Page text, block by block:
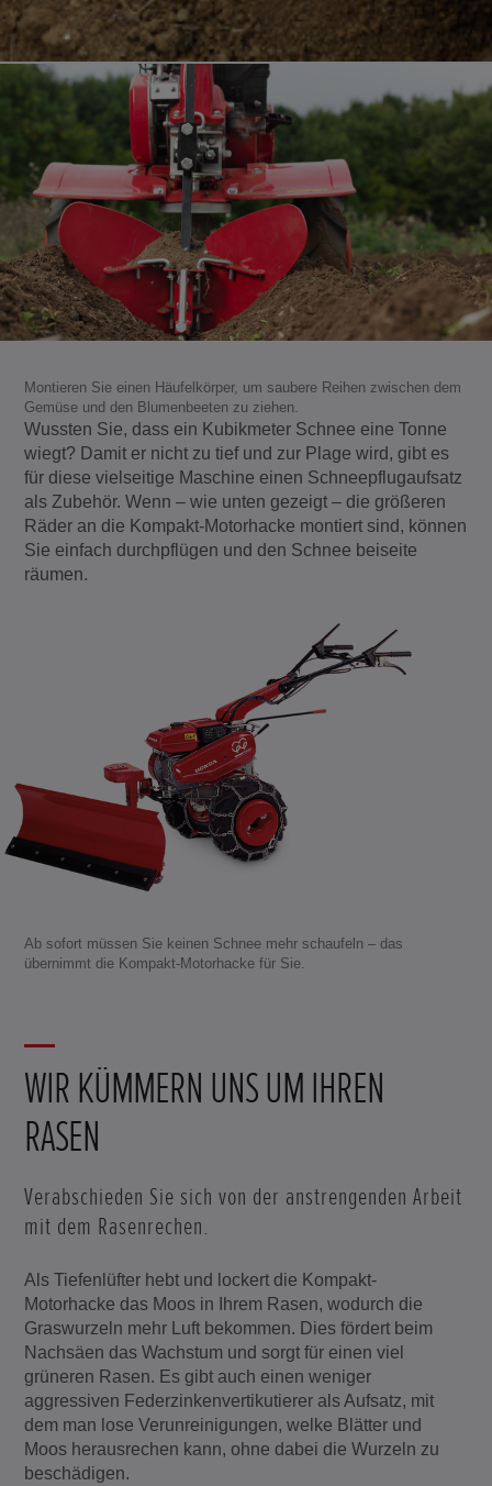
Montieren Sie einen Häufelkörper, um saubere Reihen zwischen dem
Gemüse und den Blumenbeeten zu ziehen.
Wussten Sie, dass ein Kubikmeter Schnee eine Tonne
wiegt? Damit er nicht zu tief und zur Plage wird, gibt es
für diese vielseitige Maschine einen Schneepflugaufsatz
als Zubehör. Wenn – wie unten gezeigt – die größeren
Räder an die Kompakt-Motorhacke montiert sind, können
Sie einfach durchpflügen und den Schnee beiseite
räumen.
Ab sofort müssen Sie keinen Schnee mehr schaufeln – das
übernimmt die Kompakt-Motorhacke für Sie.
WIR KÜMMERN UNS UM IHREN
RASEN
Verabschieden Sie sich von der anstrengenden Arbeit
mit dem Rasenrechen.
Als Tiefenlüfter hebt und lockert die Kompakt-
Motorhacke das Moos in Ihrem Rasen, wodurch die
Graswurzeln mehr Luft bekommen. Dies fördert beim
Nachsäen das Wachstum und sorgt für einen viel
grüneren Rasen. Es gibt auch einen weniger
aggressiven Federzinkenvertikutierer als Aufsatz, mit
dem man lose Verunreinigungen, welke Blätter und
Moos herausrechen kann, ohne dabei die Wurzeln zu
beschädigen.